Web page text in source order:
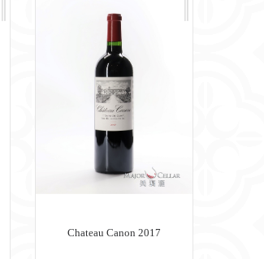
Chateau Canon 2017